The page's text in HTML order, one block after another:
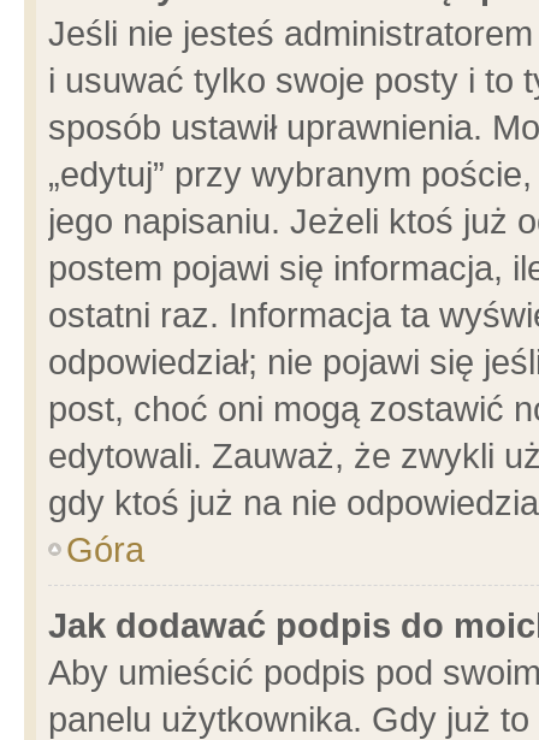
Jeśli nie jesteś
i usuwać tylko swoje posty i to
sposób ustawił uprawnienia.
„edytuj” przy wybranym
jego napisaniu. Jeżeli ktoś już
postem pojawi się informacja,
ostatni raz. Informacja ta
odpowiedział; nie pojawi się
post, choć oni mogą zostawić
edytowali. Zauważ, że zwykli
gdy ktoś już na nie
Góra
Jak dodawać podpis do
Aby umieścić podpis pod
panelu użytkownika. Gdy już